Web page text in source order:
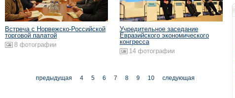
Встреча с Норвежско-Российской
торговой палатой
8 фотографии
Учредительное заседание
Евразийского экономического
конгресса
14 фотографии
предыдущая 4 5 6 7 8 9 10 следующая